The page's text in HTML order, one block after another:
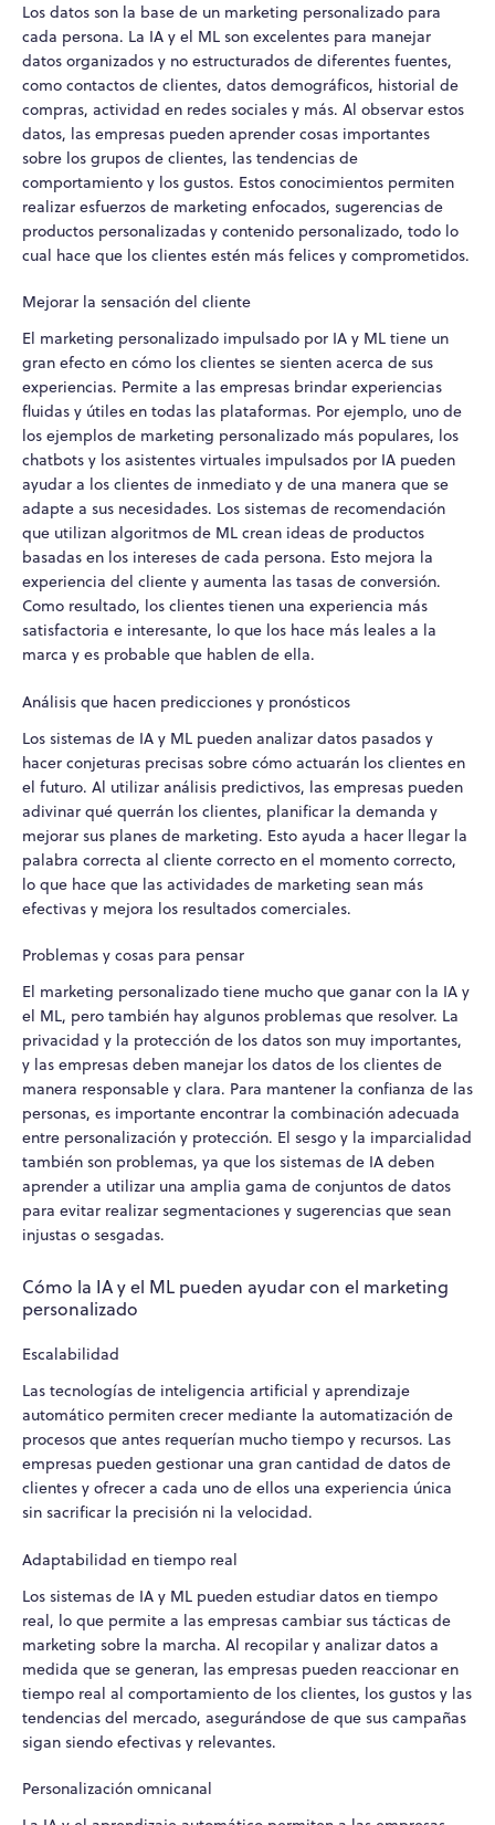
Los datos son la base de un marketing personalizado para
cada persona. La IA y el ML son excelentes para manejar
datos organizados y no estructurados de diferentes fuentes,
como contactos de clientes, datos demográficos, historial de
compras, actividad en redes sociales y más. Al observar estos
datos, las empresas pueden aprender cosas importantes
sobre los grupos de clientes, las tendencias de
comportamiento y los gustos. Estos conocimientos permiten
realizar esfuerzos de marketing enfocados, sugerencias de
productos personalizadas y contenido personalizado, todo lo
cual hace que los clientes estén más felices y comprometidos.
Mejorar la sensación del cliente
El marketing personalizado impulsado por IA y ML tiene un
gran efecto en cómo los clientes se sienten acerca de sus
experiencias. Permite a las empresas brindar experiencias
fluidas y útiles en todas las plataformas. Por ejemplo, uno de
los ejemplos de marketing personalizado más populares, los
chatbots y los asistentes virtuales impulsados por IA pueden
ayudar a los clientes de inmediato y de una manera que se
adapte a sus necesidades. Los sistemas de recomendación
que utilizan algoritmos de ML crean ideas de productos
basadas en los intereses de cada persona. Esto mejora la
experiencia del cliente y aumenta las tasas de conversión.
Como resultado, los clientes tienen una experiencia más
satisfactoria e interesante, lo que los hace más leales a la
marca y es probable que hablen de ella.
Análisis que hacen predicciones y pronósticos
Los sistemas de IA y ML pueden analizar datos pasados y
hacer conjeturas precisas sobre cómo actuarán los clientes en
el futuro. Al utilizar análisis predictivos, las empresas pueden
adivinar qué querrán los clientes, planificar la demanda y
mejorar sus planes de marketing. Esto ayuda a hacer llegar la
palabra correcta al cliente correcto en el momento correcto,
lo que hace que las actividades de marketing sean más
efectivas y mejora los resultados comerciales.
Problemas y cosas para pensar
El marketing personalizado tiene mucho que ganar con la IA y
el ML, pero también hay algunos problemas que resolver. La
privacidad y la protección de los datos son muy importantes,
y las empresas deben manejar los datos de los clientes de
manera responsable y clara. Para mantener la confianza de las
personas, es importante encontrar la combinación adecuada
entre personalización y protección. El sesgo y la imparcialidad
también son problemas, ya que los sistemas de IA deben
aprender a utilizar una amplia gama de conjuntos de datos
para evitar realizar segmentaciones y sugerencias que sean
injustas o sesgadas.
Cómo la IA y el ML pueden ayudar con el marketing
personalizado
Escalabilidad
Las tecnologías de inteligencia artificial y aprendizaje
automático permiten crecer mediante la automatización de
procesos que antes requerían mucho tiempo y recursos. Las
empresas pueden gestionar una gran cantidad de datos de
clientes y ofrecer a cada uno de ellos una experiencia única
sin sacrificar la precisión ni la velocidad.
Adaptabilidad en tiempo real
Los sistemas de IA y ML pueden estudiar datos en tiempo
real, lo que permite a las empresas cambiar sus tácticas de
marketing sobre la marcha. Al recopilar y analizar datos a
medida que se generan, las empresas pueden reaccionar en
tiempo real al comportamiento de los clientes, los gustos y las
tendencias del mercado, asegurándose de que sus campañas
sigan siendo efectivas y relevantes.
Personalización omnicanal